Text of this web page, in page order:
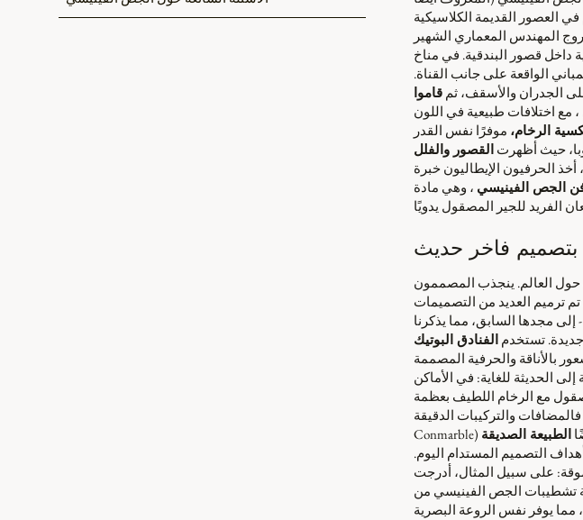
العصور القديمة الكلاسيكية
المهندس المعماري الشهير
داخل قصور البندقية. في مناخ
الواقعة على جانب القناة.
الجدران والأسقف، ثم قاموا
، مع اختلافات طبيعية في اللون
الرخام، موفرًا نفس القدر
حيث أظهرت القصور والفلل
أخذ الحرفيون الإيطاليون خبرة
الجص الفينيسي ، وهي مادة
فاخر حديث
حول العالم. ينجذب المصممون
ترميم العديد من التصميمات
- إلى مجدها السابق، مما يذكرنا
تستخدم الفنادق البوتيك
بالأناقة والحرفية المصممة
الحديثة للغاية: في الأماكن
مع الرخام اللطيف بعظمة
الطبيعة الصديقة
التصميم المستدام اليوم.
على سبيل المثال، أدرجت
، مما يوفر نفس الروعة البصرية